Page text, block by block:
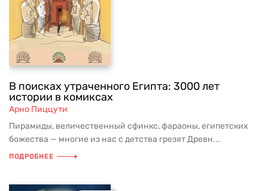
В поисках утраченного Египта: 3000 лет
истории в комиксах
Арно Пиццути
Пирамиды, величественный сфинкс, фараоны, египетских
божества — многие из нас с детства грезят Древн...
ПОДРОБНЕЕ